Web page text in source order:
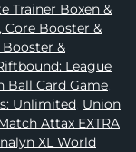
Dragon Ball Card Game,
Unlimited, Union
Attax EXTRA
XL World